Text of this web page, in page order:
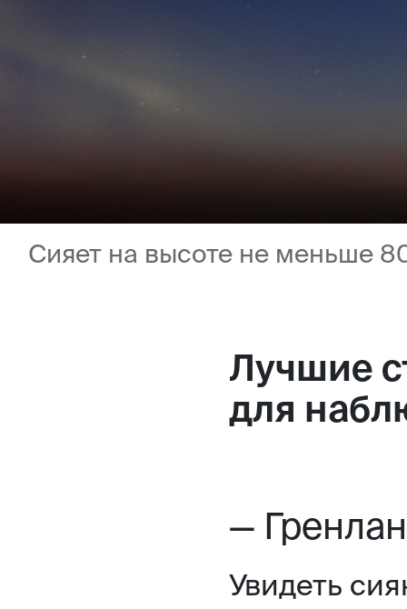
Сияет на высоте не меньше
Лучшие
для
—
Увидеть